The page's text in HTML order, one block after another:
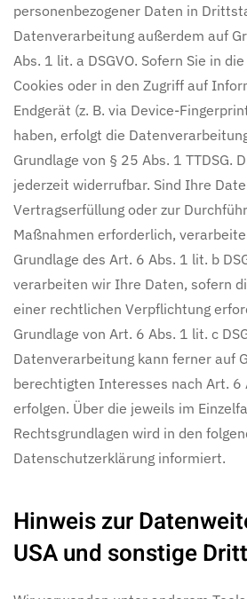
personenbezogener Daten in
Datenverarbeitung außerdem auf
Abs. 1 lit. a DSGVO. Sofern Sie in
Cookies oder in den Zugriff auf
Endgerät (z. B. via Device-
haben, erfolgt die
Grundlage von § 25 Abs. 1 TTDSG.
jederzeit widerrufbar. Sind Ihre
Vertragserfüllung oder zur
Maßnahmen erforderlich,
Grundlage des Art. 6 Abs. 1 lit. b
verarbeiten wir Ihre Daten, sofern
einer rechtlichen Verpflichtung
Grundlage von Art. 6 Abs. 1 lit. c
Datenverarbeitung kann ferner auf
berechtigten Interesses nach Art. 6
erfolgen. Über die jeweils im
Rechtsgrundlagen wird in den
Datenschutzerklärung informiert.
Hinweis zur
USA und sonstige